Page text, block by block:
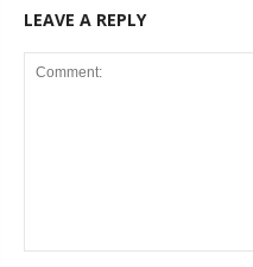
LEAVE A REPLY